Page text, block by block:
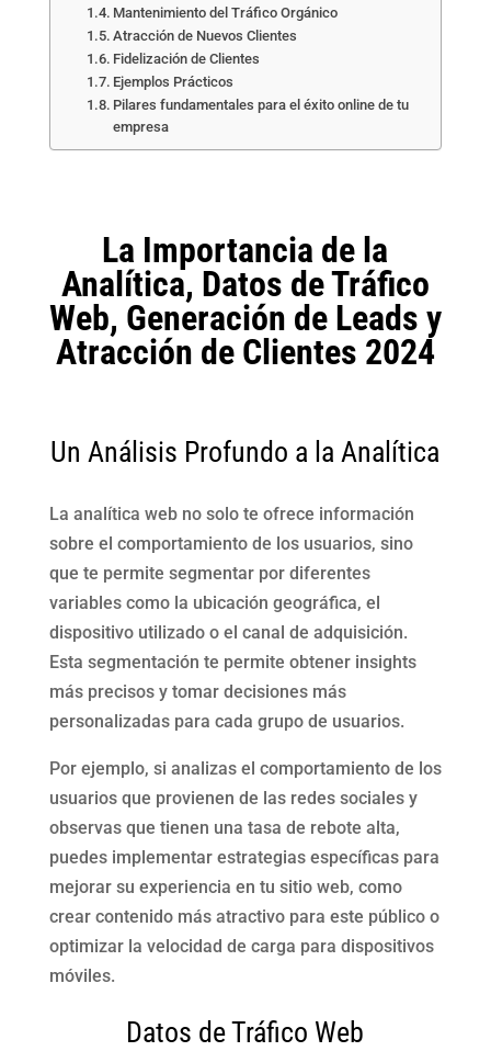
Mantenimiento del Tráfico Orgánico
Atracción de Nuevos Clientes
Fidelización de Clientes
Ejemplos Prácticos
Pilares fundamentales para el éxito online de tu
empresa
La Importancia de la
Analítica, Datos de Tráfico
Web, Generación de Leads y
Atracción de Clientes 2024
Un Análisis Profundo a la Analítica
La analítica web no solo te ofrece información
sobre el comportamiento de los usuarios, sino
que te permite segmentar por diferentes
variables como la ubicación geográfica, el
dispositivo utilizado o el canal de adquisición.
Esta segmentación te permite obtener insights
más precisos y tomar decisiones más
personalizadas para cada grupo de usuarios.
Por ejemplo, si analizas el comportamiento de los
usuarios que provienen de las redes sociales y
observas que tienen una tasa de rebote alta,
puedes implementar estrategias específicas para
mejorar su experiencia en tu sitio web, como
crear contenido más atractivo para este público o
optimizar la velocidad de carga para dispositivos
móviles.
Datos de Tráfico Web